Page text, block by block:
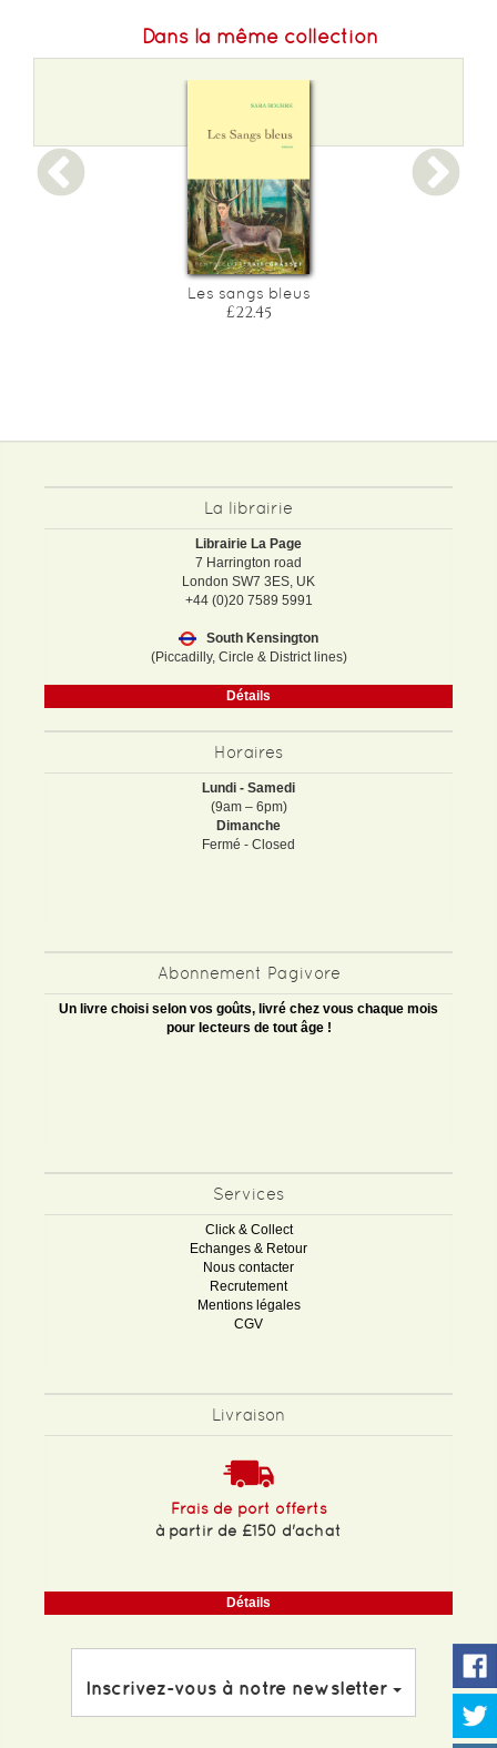
Dans la même collection
Les sangs bleus
£22.45
La librairie
Librairie La Page
7 Harrington road
London SW7 3ES, UK
+44 (0)20 7589 5991
South Kensington
(Piccadilly, Circle & District lines)
Détails
Horaires
Lundi - Samedi
(9am – 6pm)
Dimanche
Fermé - Closed
Abonnement Pagivore
Un livre choisi selon vos goûts, livré chez vous chaque mois
pour lecteurs de tout âge !
Services
Click & Collect
Echanges & Retour
Nous contacter
Recrutement
Mentions légales
CGV
Livraison
Frais de port offerts
à partir de £150 d'achat
Détails
Inscrivez-vous à notre newsletter